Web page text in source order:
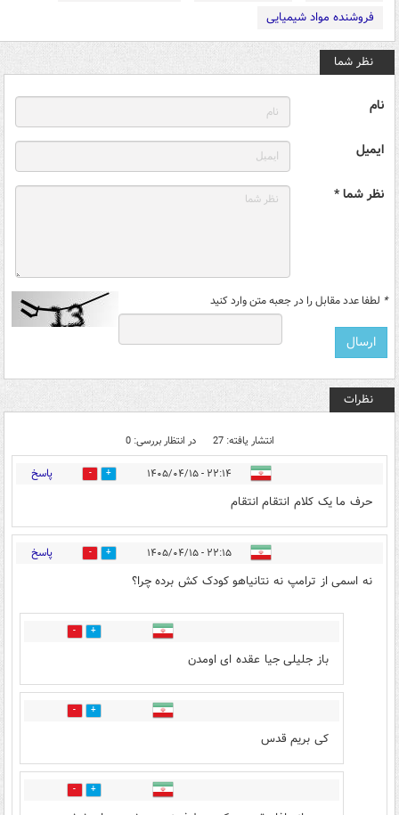
فروشنده مواد شیمیایی
نظر شما
نام
ایمیل
نظر شما *
* لطفا عدد مقابل را در جعبه متن وارد کنید
نظرات
انتشار یافته: 27 در انتظار بررسی: 0
۲۲:۱۴ - ۱۴۰۵/۰۴/۱۵ 10 پاسخ
حرف ما یک کلام انتقام انتقام
۲۲:۱۵ - ۱۴۰۵/۰۴/۱۵ 15 پاسخ
نه اسمی از ترامپ نه نتانیاهو کودک کش برده چرا؟
2
باز جلیلی جیا عقده ای اومدن
0
کی بریم قدس
0